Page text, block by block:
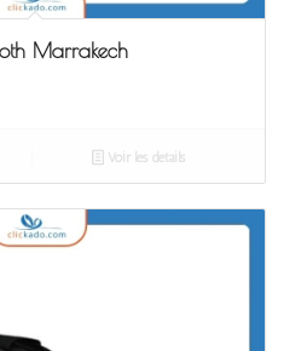
Marrakech
Voir les détails